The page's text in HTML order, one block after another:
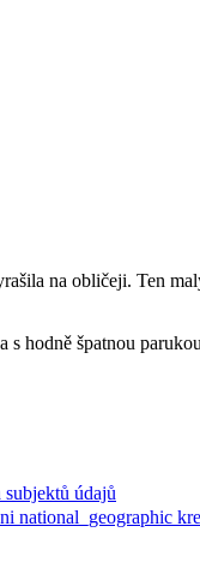
na obličeji. Ten
hodně špatnou
subjektů údajů
national_geographic